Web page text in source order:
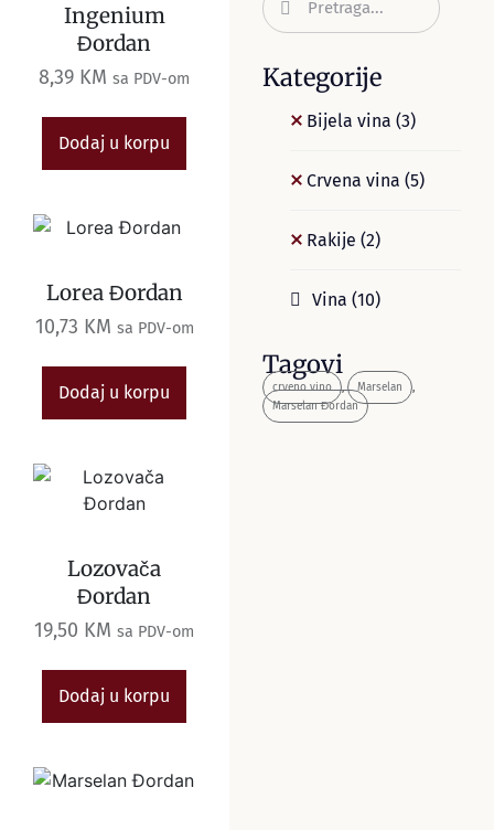
Kategorije
Bijela vina (3)
Crvena vina (5)
Rakije (2)
Vina (10)
Tagovi
crveno vino , Marselan
,
Marselan Đordan
Ingenium
Đordan
8,39 KM sa PDV-om
Dodaj u korpu
Lorea Đordan
10,73 KM sa PDV-om
Dodaj u korpu
Lozovača
Đordan
19,50 KM sa PDV-om
Dodaj u korpu